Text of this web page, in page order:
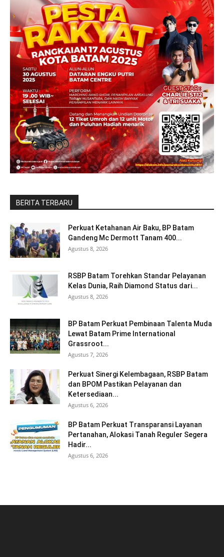
BERITA TERBARU
Perkuat Ketahanan Air Baku, BP Batam
Gandeng Mc Dermott Tanam 400...
Agustus 8, 2026
RSBP Batam Torehkan Standar Pelayanan
Kelas Dunia, Raih Diamond Status dari...
Agustus 8, 2026
BP Batam Perkuat Pembinaan Talenta Muda
Lewat Batam Prime International
Grassroot...
Agustus 7, 2026
Perkuat Sinergi Kelembagaan, RSBP Batam
dan BPOM Pastikan Pelayanan dan
Ketersediaan...
Agustus 6, 2026
BP Batam Perkuat Transparansi Layanan
Pertanahan, Alokasi Tanah Reguler Segera
Hadir...
Agustus 6, 2026